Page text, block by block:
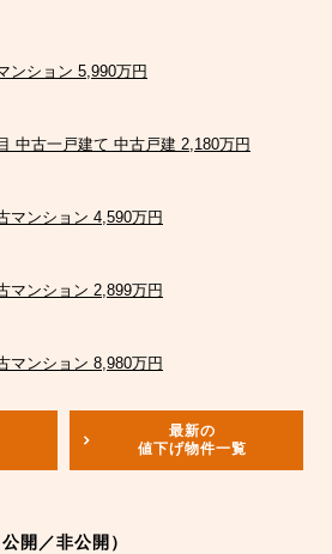
ンション 5,990万円
中古一戸建て 中古戸建 2,180万円
マンション 4,590万円
マンション 2,899万円
マンション 8,980万円
最新の
値下げ物件一覧
公開／非公開）